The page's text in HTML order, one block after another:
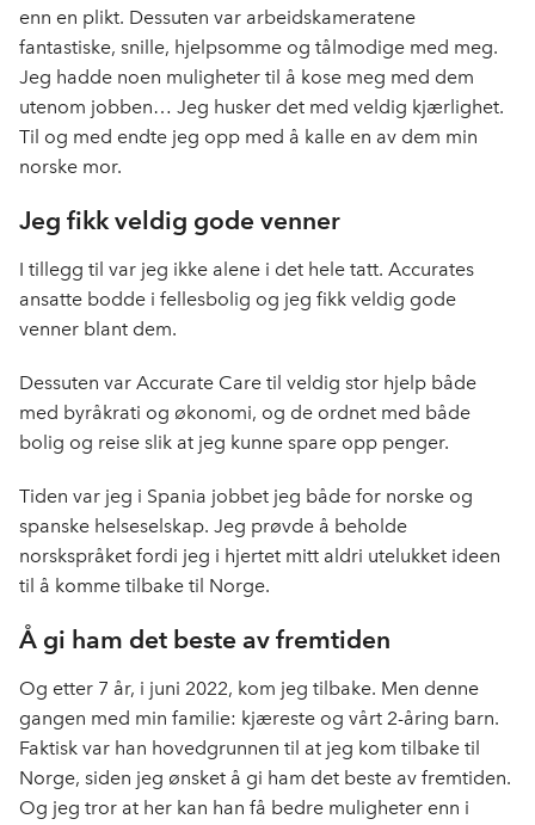
enn en plikt. Dessuten var arbeidskameratene
fantastiske, snille, hjelpsomme og tålmodige med meg.
Jeg hadde noen muligheter til å kose meg med dem
utenom jobben… Jeg husker det med veldig kjærlighet.
Til og med endte jeg opp med å kalle en av dem min
norske mor.
Jeg fikk veldig gode venner
I tillegg til var jeg ikke alene i det hele tatt. Accurates
ansatte bodde i fellesbolig og jeg fikk veldig gode
venner blant dem.
Dessuten var Accurate Care til veldig stor hjelp både
med byråkrati og økonomi, og de ordnet med både
bolig og reise slik at jeg kunne spare opp penger.
Tiden var jeg i Spania jobbet jeg både for norske og
spanske helseselskap. Jeg prøvde å beholde
norskspråket fordi jeg i hjertet mitt aldri utelukket ideen
til å komme tilbake til Norge.
Å gi ham det beste av fremtiden
Og etter 7 år, i juni 2022, kom jeg tilbake. Men denne
gangen med min familie: kjæreste og vårt 2-åring barn.
Faktisk var han hovedgrunnen til at jeg kom tilbake til
Norge, siden jeg ønsket å gi ham det beste av fremtiden.
Og jeg tror at her kan han få bedre muligheter enn i